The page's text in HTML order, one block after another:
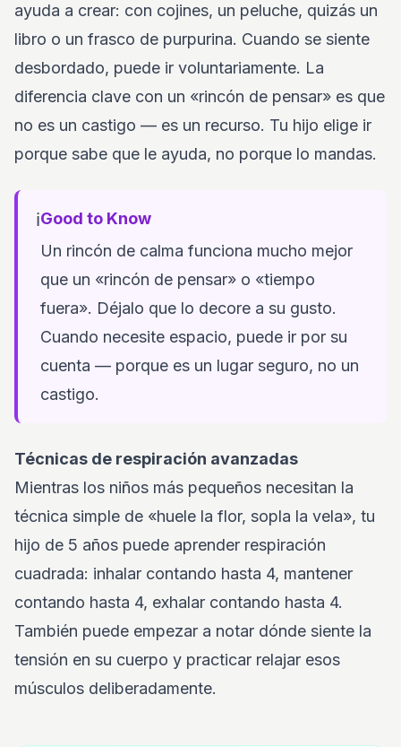
ayuda a crear: con cojines, un peluche, quizás un
libro o un frasco de purpurina. Cuando se siente
desbordado, puede ir voluntariamente. La
diferencia clave con un «rincón de pensar» es que
no es un castigo — es un recurso. Tu hijo elige ir
porque sabe que le ayuda, no porque lo mandas.
ℹ️Good to Know
Un rincón de calma funciona mucho mejor
que un «rincón de pensar» o «tiempo
fuera». Déjalo que lo decore a su gusto.
Cuando necesite espacio, puede ir por su
cuenta — porque es un lugar seguro, no un
castigo.
Técnicas de respiración avanzadas
Mientras los niños más pequeños necesitan la
técnica simple de «huele la flor, sopla la vela», tu
hijo de 5 años puede aprender respiración
cuadrada: inhalar contando hasta 4, mantener
contando hasta 4, exhalar contando hasta 4.
También puede empezar a notar dónde siente la
tensión en su cuerpo y practicar relajar esos
músculos deliberadamente.